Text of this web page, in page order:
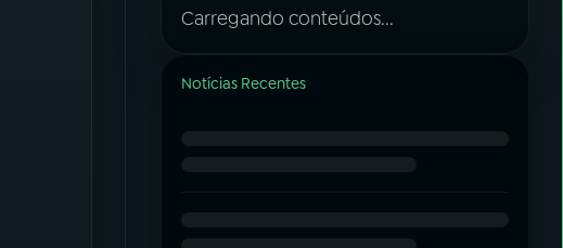
Carregando conteúdos...
Notícias Recentes